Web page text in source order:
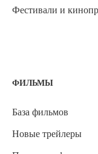
Фестивали и
ФИЛЬМЫ
База фильмов
Новые трейлеры